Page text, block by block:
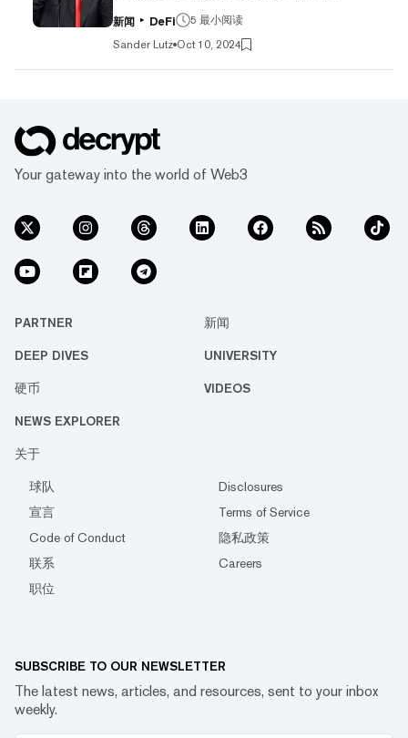
Keyboard Monkey共同主持的播客中，Mondo
开始即兴谈论要创建自己的迷因币。近几个月
来，受meme启发的加密货币代币已经从一文
不值飙升至数十亿美元的估值。 Ask Rekt
DeFi 平台 Aave治理论坛提交了提案，内容是
关于特朗普和他的商业伙伴将如何构建与发起
WLFI代币. 该项目提议将其借贷市场服务作为
Aave上的一个实例进行启动，使用Aave DeFi
Avae上的新市场产生的所有协议收入的20%，
以及该项目治理代币WLFI总供应量的7%。 虽
然最初透露出WLFI的属性是“不可转让”，但
代币实际上是不可转让的，目前尚不清楚该项
目将如何让AaveDAO托管WLFI代币，然后将
尚未回复Decrypt的评论请求。 AaveDAO社区
成员现在将讨论该提案，以及是否应该投票允
新闻 DeFi
5 最小阅读
Sander Lutz Oct 10, 2024
Your gateway into the world of Web3
PARTNER 新闻
DEEP DIVES UNIVERSITY
硬币 VIDEOS
NEWS EXPLORER
关于
球队
Disclosures
宣言
Terms of Service
Code of Conduct
隐私政策
联系
Careers
职位
SUBSCRIBE TO OUR NEWSLETTER
The latest news, articles, and resources, sent to your inbox
weekly.